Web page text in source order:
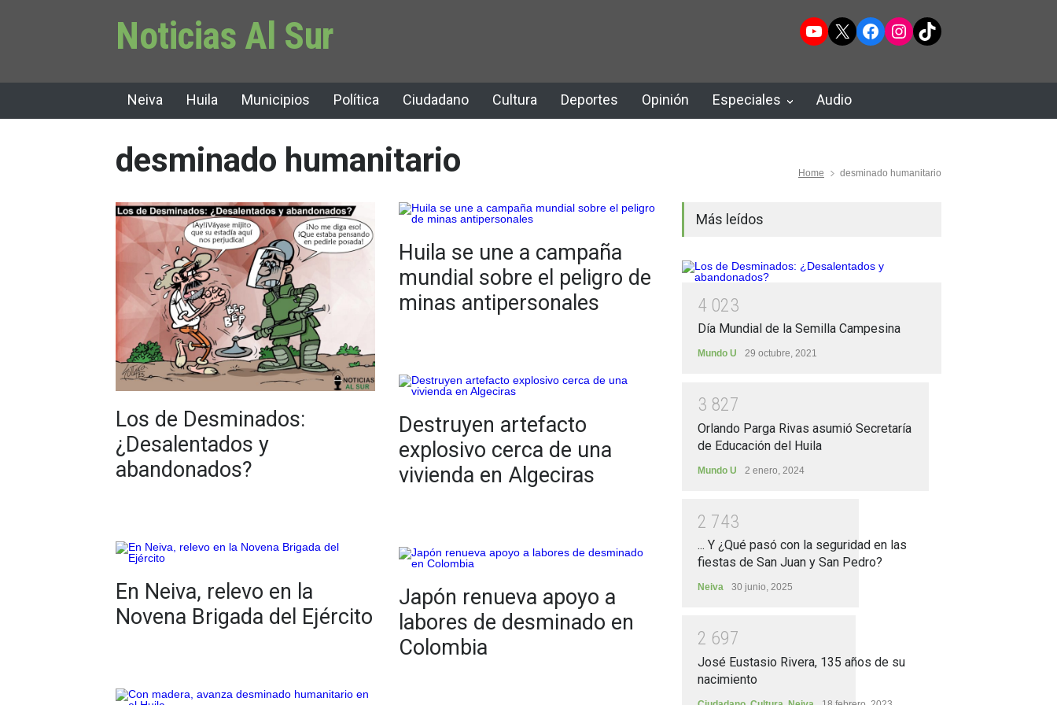
Noticias Al Sur YouTube
X Facebook
Instagram
TikTok
Neiva Huila Municipios Política Ciudadano Cultura Deportes Opinión Especiales Audio
desminado humanitario Home desminado humanitario
Los de Desminados:
¿Desalentados y
abandonados?
En Neiva, relevo en la
Novena Brigada del Ejército
Huila se une a campaña
mundial sobre el peligro de
minas antipersonales
Destruyen artefacto
explosivo cerca de una
vivienda en Algeciras
Japón renueva apoyo a
labores de desminado en
Colombia
Más leídos
4 023
Día Mundial de la Semilla Campesina
Mundo U 29 octubre, 2021
3 827
Orlando Parga Rivas asumió Secretaría
de Educación del Huila
Mundo U 2 enero, 2024
2 743
... Y ¿Qué pasó con la seguridad en las
fiestas de San Juan y San Pedro?
Neiva 30 junio, 2025
2 697
José Eustasio Rivera, 135 años de su
nacimiento